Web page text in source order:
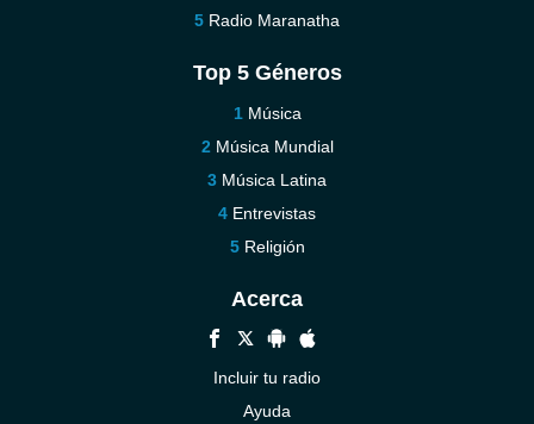
Radio Maranatha
Top 5 Géneros
Música
Música Mundial
Música Latina
Entrevistas
Religión
Acerca
Incluir tu radio
Ayuda